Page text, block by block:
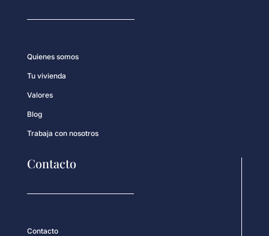
Quienes somos
Tu vivienda
Valores
Blog
Trabaja con nosotros
Contacto
Contacto